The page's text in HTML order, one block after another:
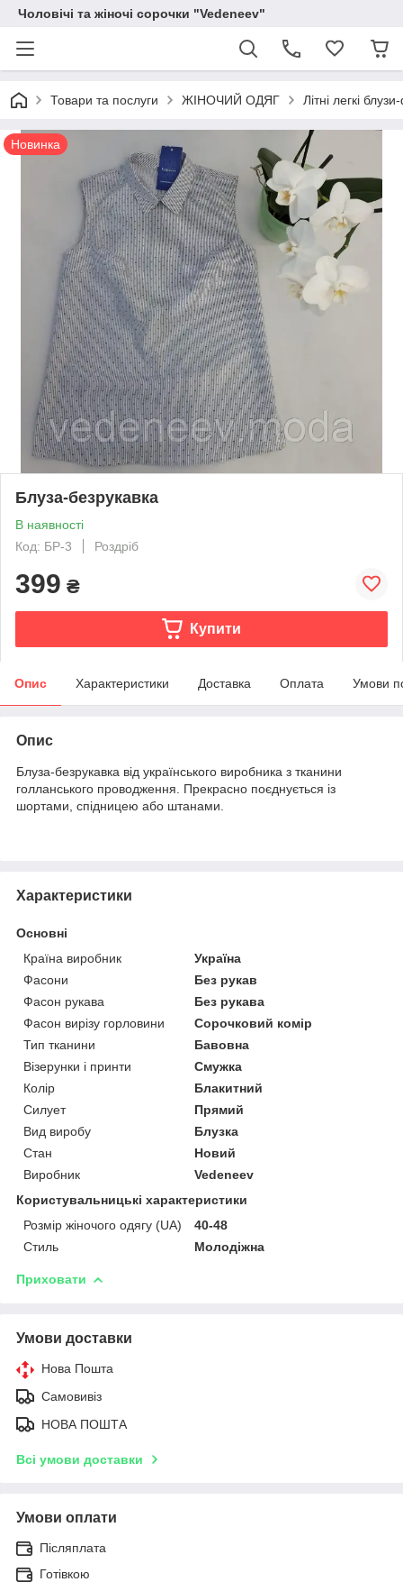
Чоловічі та жіночі сорочки "Vedeneev"
Товари та послуги ЖІНОЧИЙ ОДЯГ Літні легкі
Новинка
Блуза-безрукавка
В наявності
Код: БР-3
Роздріб
399 ₴
Купити
Опис Характеристики Доставка Оплата Умови
Опис
Блуза-безрукавка від українського виробника з тканини
голланського проводження. Прекрасно поєднується із
шортами, спідницею або штанами.
Характеристики
Основні
Країна виробник
Україна
Фасони
Без рукав
Фасон рукава
Без рукава
Фасон вирізу горловини
Сорочковий комір
Тип тканини
Бавовна
Візерунки і принти
Смужка
Колір
Блакитний
Силует
Прямий
Вид виробу
Блузка
Стан
Новий
Виробник
Vedeneev
Користувальницькі характеристики
Розмір жіночого одягу (UA)
40-48
Стиль
Молодіжна
Приховати
Умови доставки
Нова Пошта
Самовивіз
НОВА ПОШТА
Всі умови доставки
Умови оплати
Післяплата
Готівкою